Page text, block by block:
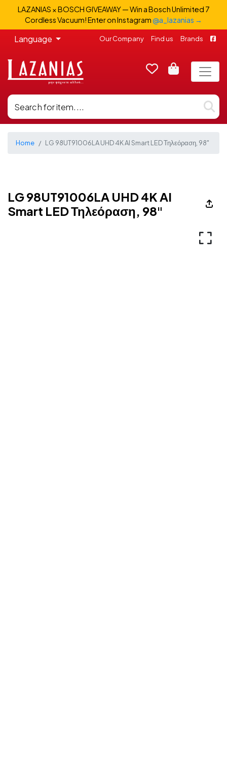
LAZANIAS × BOSCH GIVEAWAY — Win a Bosch Unlimited 7
Cordless Vacuum! Enter on Instagram@a_lazanias →
Language Our Company Find us Brands
Home LG 98UT91006LA UHD 4K AI Smart LED Τηλεόραση, 98"
LG 98UT91006LA UHD 4K AI
Smart LED Τηλεόραση, 98"